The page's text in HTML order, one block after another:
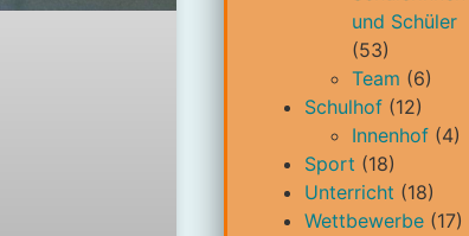
und Schüler
(53)
Team (6)
Schulhof(12)
Innenhof(4)
Sport (18)
Unterricht (18)
Wettbewerbe(17)